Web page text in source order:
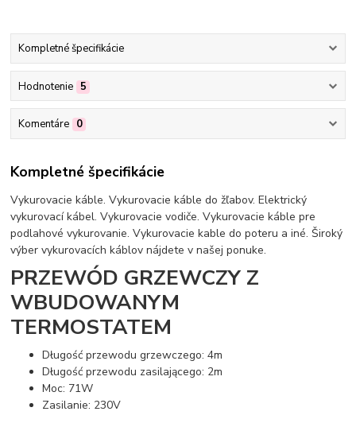
Kompletné špecifikácie
Hodnotenie 5
Komentáre 0
Kompletné špecifikácie
Vykurovacie káble. Vykurovacie káble do žľabov. Elektrický
vykurovací kábel. Vykurovacie vodiče. Vykurovacie káble pre
podlahové vykurovanie. Vykurovacie kable do poteru a iné. Široký
výber vykurovacích káblov nájdete v našej ponuke.
PRZEWÓD GRZEWCZY Z
WBUDOWANYM
TERMOSTATEM
Długość przewodu grzewczego: 4m
Długość przewodu zasilającego: 2m
Moc: 71W
Zasilanie: 230V